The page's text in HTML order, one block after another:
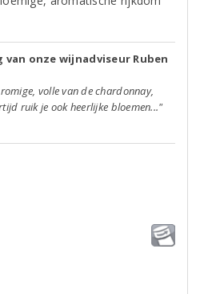
van onze wijnadviseur Ruben
volle van de chardonnay,
ruik je ook heerlijke bloemen..."